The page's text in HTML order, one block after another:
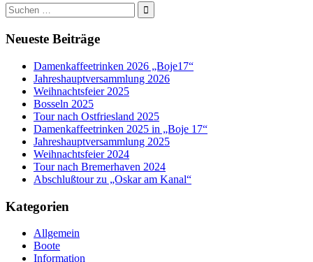
Suche
nach:
Neueste Beiträge
Damenkaffeetrinken 2026 „Boje17“
Jahreshauptversammlung 2026
Weihnachtsfeier 2025
Bosseln 2025
Tour nach Ostfriesland 2025
Damenkaffeetrinken 2025 in „Boje 17“
Jahreshauptversammlung 2025
Weihnachtsfeier 2024
Tour nach Bremerhaven 2024
Abschlußtour zu „Oskar am Kanal“
Kategorien
Allgemein
Boote
Information